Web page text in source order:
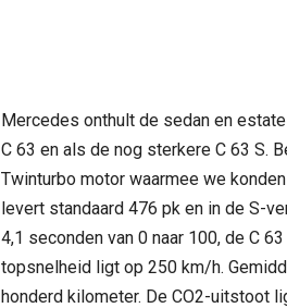
Mercedes onthult de sedan en
C 63 en als de nog sterkere C 63 S.
Twinturbo motor waarmee we
levert standaard 476 pk en in de S-
4,1 seconden van 0 naar 100, de C
topsnelheid ligt op 250 km/h.
honderd kilometer. De CO2-uitstoot